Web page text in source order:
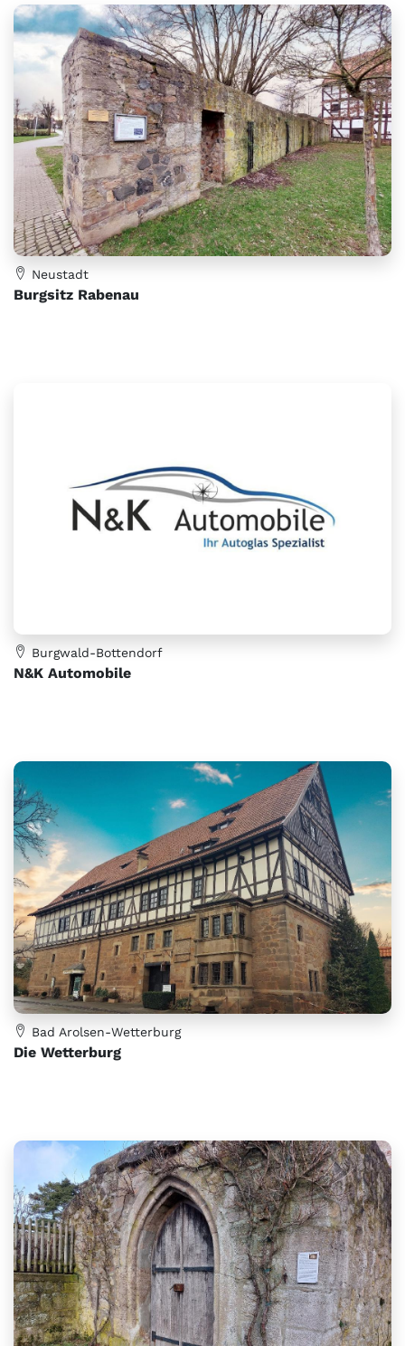
Neustadt
Burgsitz Rabenau
Burgwald-Bottendorf
N&K Automobile
Bad Arolsen-Wetterburg
Die Wetterburg